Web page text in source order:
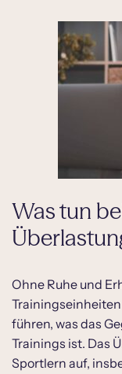
krank?
Was tun
Ohne Ruhe und
führen, was das
Trainings ist. Das
Sportlern auf,